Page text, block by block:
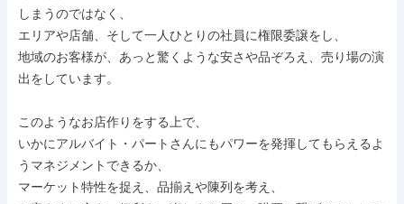
しまうのではなく、
エリアや店舗、そして一人ひとりの社員に権限委譲をし、
地域のお客様が、あっと驚くような安さや品ぞろえ、売り場の演
出をしています。
このようなお店作りをする上で、
いかにアルバイト・パートさんにもパワーを発揮してもらえるよ
うマネジメントできるか、
マーケット特性を捉え、品揃えや陳列を考え、